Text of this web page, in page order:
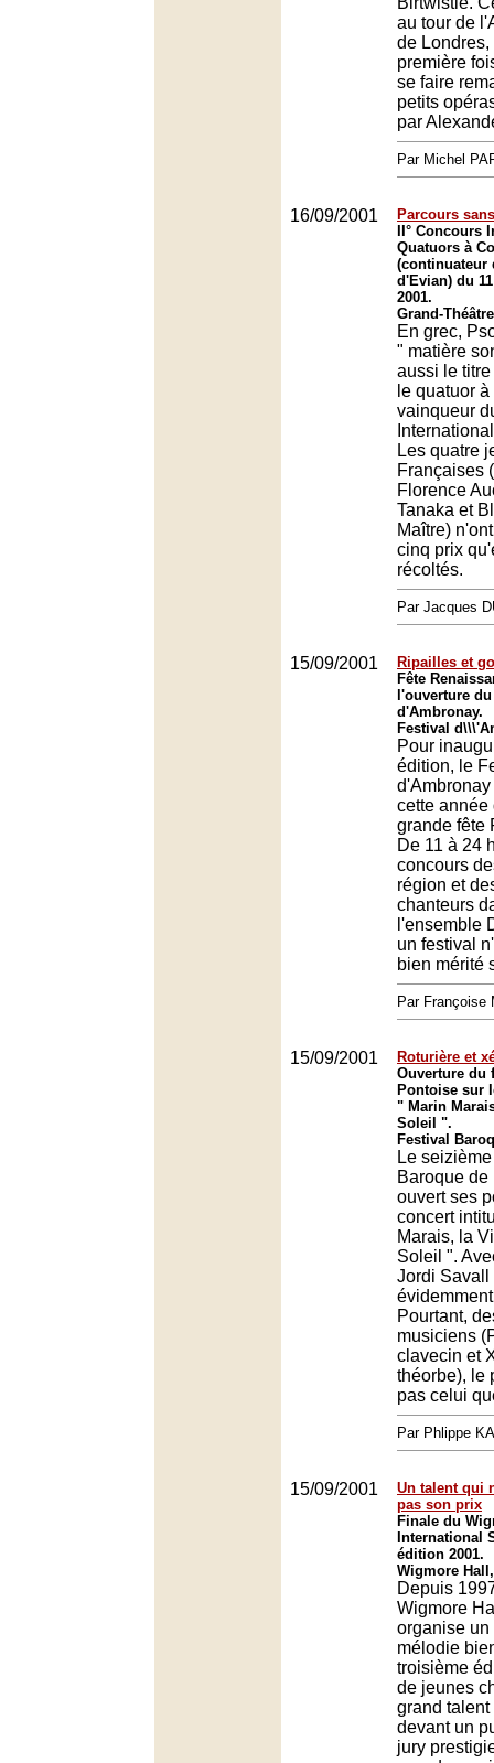
au tour de
de
première
se faire
petits
par
Par Michel
16/09/2001
Parcours
II° Concours
Quatuors à
(continuateur
d'Evian) du
2001.
Grand-
En grec,
" matière
aussi le
le quatuor
vainqueur
Les quatre
Françaises
Florence
Tanaka et
Maître)
cinq prix
récoltés.
Par Jacques
15/09/2001
Ripailles et
Fête
l'ouverture
d'Ambronay.
Festival
Pour
édition, le
cette année
grande fête
De 11 à 24
concours
région et
chanteurs
l'ensemble
un festival
bien mérité
Par Françoise
15/09/2001
Roturière et
Ouverture du
Pontoise sur
" Marin
Soleil ".
Festival
Le
Baroque
ouvert ses
concert
Marais, la
Soleil ".
Jordi Savall
Pourtant,
musiciens
clavecin et
théorbe), le
pas celui
Par Phlippe
15/09/2001
Un talent qui
pas son prix
Finale du
International
édition 2001.
Wigmore
Depuis
Wigmore
organise un
mélodie
troisième
de jeunes
grand
devant un
jury